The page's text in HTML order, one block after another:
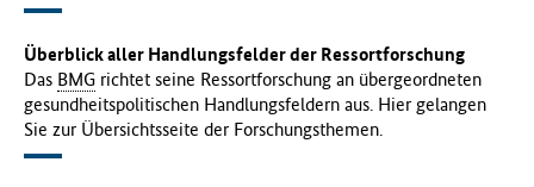
Überblick aller Handlungsfelder der Ressortforschung
Das BMG richtet seine Ressortforschung an übergeordneten
gesundheitspolitischen Handlungsfeldern aus. Hier gelangen
Sie zur Übersichtsseite der Forschungsthemen.